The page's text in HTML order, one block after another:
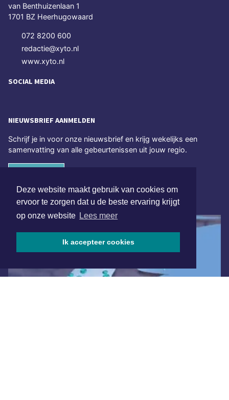
Deze website maakt gebruik van cookies om
ervoor te zorgen dat u de beste ervaring krijgt
op onze website Lees meer
Ik accepteer cookies
van Benthuizenlaan 1
1701 BZ Heerhugowaard
072 8200 600
redactie@xyto.nl
www.xyto.nl
SOCIAL MEDIA
NIEUWSBRIEF AANMELDEN
Schrijf je in voor onze nieuwsbrief en krijg wekelijks een
samenvatting van alle gebeurtenissen uit jouw regio.
ONLINE DAGBLADEN